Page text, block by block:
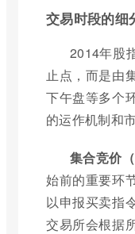
交易时段的细
2014年股
止点，而是由
下午盘等多个
的运作机制和
集合竞价
始前的重要环
以申报买卖指
交易所会根据